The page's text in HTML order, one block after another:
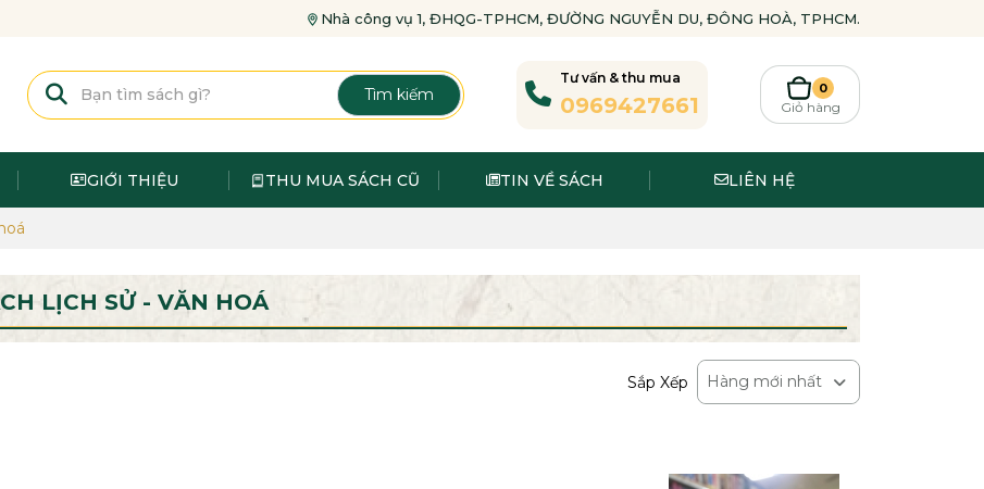
Nhà công vụ 1, ĐHQG-TPHCM, ĐƯỜNG NGUYỄN DU, ĐÔNG HOÀ, TPHCM.
Tìm kiếm
Tư vấn & thu mua
0969427661
0
Giỏ hàng
GIỚI THIỆU THU MUA SÁCH CŨ TIN VỀ SÁCH LIÊN HỆ
LỊCH SỬ - VĂN HOÁ
Sắp Xếp Hàng mới nhất